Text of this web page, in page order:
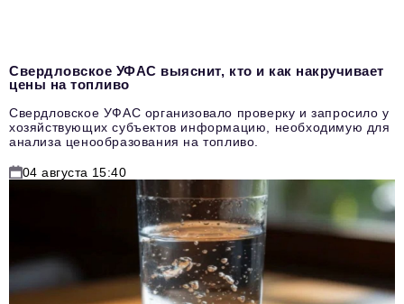
Свердловское УФАС выяснит, кто и как накручивает
цены на топливо
Свердловское УФАС организовало проверку и запросило у
хозяйствующих субъектов информацию, необходимую для
анализа ценообразования на топливо.
04 августа 15:40